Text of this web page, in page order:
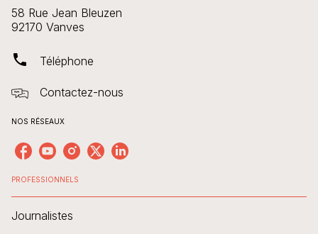
58 Rue Jean Bleuzen
92170 Vanves
phone Téléphone
Contactez-nous
NOS RÉSEAUX
PROFESSIONNELS
Journalistes